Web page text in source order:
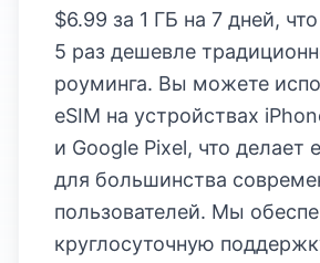
$6.99 за 1 ГБ на 7 дней,
5 раз дешевле
роуминга. Вы можете
eSIM на устройствах
и Google Pixel, что делает
для большинства
пользователей. Мы
круглосуточную